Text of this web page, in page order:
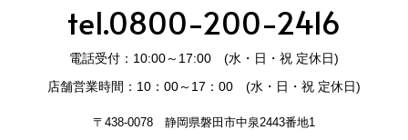
tel.0800-200-2416
電話受付：10:00～17:00 (水・日・祝 定休日)
店舗営業時間：10：00～17：00 (水・日・祝 定休日)
〒438-0078 静岡県磐田市中泉2443番地1